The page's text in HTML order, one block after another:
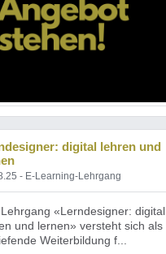
digital lehren und
- E-Learning-Lehrgang
«Lerndesigner: digital
und lernen» versteht sich als
Weiterbildung f...